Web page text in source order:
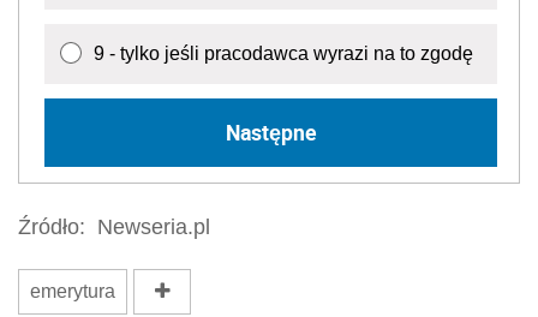
9 - tylko jeśli pracodawca wyrazi na to zgodę
Następne
Źródło: Newseria.pl
emerytura